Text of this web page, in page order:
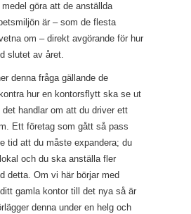
göra att de anställda
är – som de flesta
om – direkt avgörande för hur
slutet av året.
denna fråga gällande de
hur en kontorsflytt ska se ut
handlar om att du driver ett
Ett företag som gått så pass
tid att du måste expandera; du
och du ska anställa fler
detta. Om vi här börjar med
gamla kontor till det nya så är
denna under en helg och